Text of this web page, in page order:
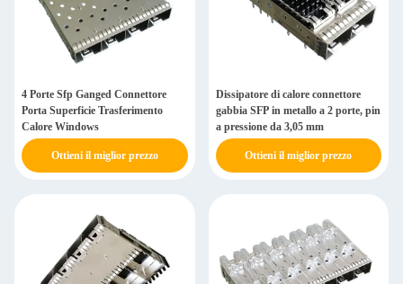
4 Porte Sfp Ganged Connettore
Porta Superficie Trasferimento
Calore Windows
Ottieni il miglior prezzo
Dissipatore di calore connettore
gabbia SFP in metallo a 2 porte, pin
a pressione da 3,05 mm
Ottieni il miglior prezzo